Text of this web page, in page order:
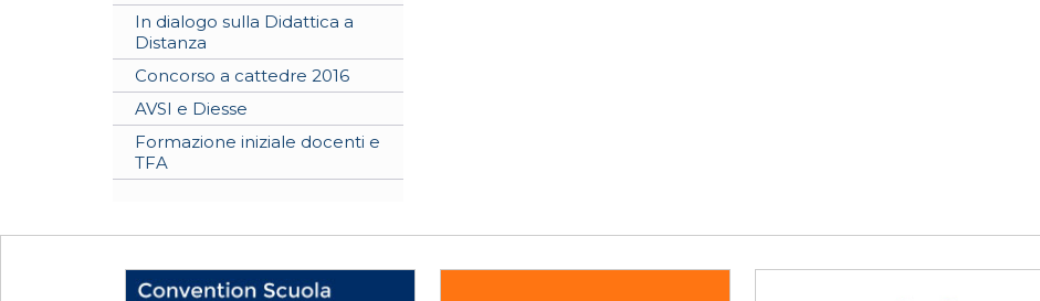
In dialogo sulla Didattica a
Distanza
Concorso a cattedre 2016
AVSI e Diesse
Formazione iniziale docenti e
TFA